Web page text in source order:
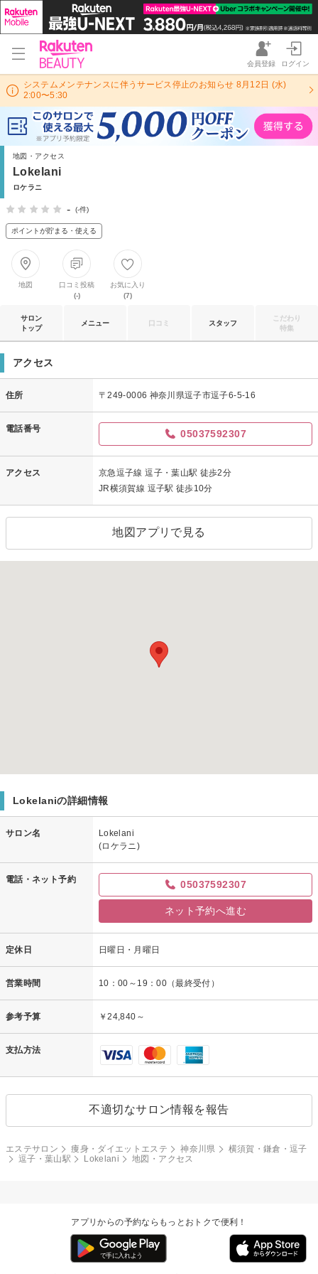
会員登録 ログイン
システムメンテナンスに伴うサービス停止のお知らせ 8月12日 (水)
2:00〜5:30
地図・アクセス
Lokelani
ロケラニ
- (-件)
ポイントが貯まる・使える
地図
口コミ投稿
(-)
お気に入り
(7)
サロン
トップ
メニュー 口コミ スタッフ
こだわり
特集
アクセス
住所 〒249-0006 神奈川県逗子市逗子6-5-16
電話番号 05037592307
アクセス
京急逗子線 逗子・葉山駅 徒歩2分
JR横須賀線 逗子駅 徒歩10分
地図アプリで見る
Lokelaniの詳細情報
サロン名
Lokelani
(ロケラニ)
電話・ネット予約 05037592307
ネット予約へ進む
定休日 日曜日・月曜日
営業時間 10：00～19：00（最終受付）
参考予算 ￥24,840～
支払方法
不適切なサロン情報を報告
エステサロン 痩身・ダイエットエステ 神奈川県
横須賀・鎌倉・逗子
逗子・葉山駅
Lokelani 地図・アクセス
アプリからの予約ならもっとおトクで便利！